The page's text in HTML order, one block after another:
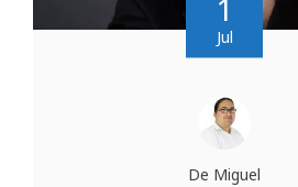
1
Jul
De Miguel